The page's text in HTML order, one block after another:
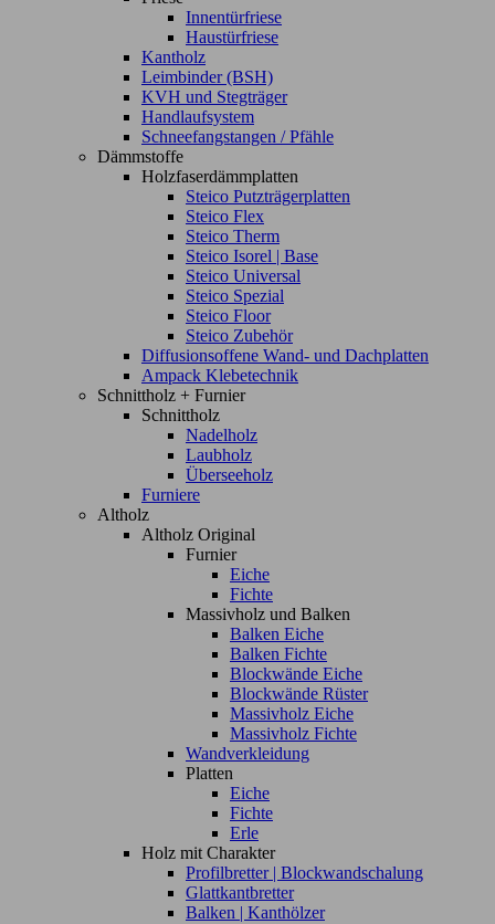
Innentürfriese
Haustürfriese
Kantholz
Leimbinder (BSH)
KVH und Stegträger
Handlaufsystem
Schneefangstangen / Pfähle
Dämmstoffe
Holzfaserdämmplatten
Steico Putzträgerplatten
Steico Flex
Steico Therm
Steico Isorel | Base
Steico Universal
Steico Spezial
Steico Floor
Steico Zubehör
Diffusionsoffene Wand- und Dachplatten
Ampack Klebetechnik
Schnittholz + Furnier
Schnittholz
Nadelholz
Laubholz
Überseeholz
Furniere
Altholz
Altholz Original
Furnier
Eiche
Fichte
Massivholz und Balken
Balken Eiche
Balken Fichte
Blockwände Eiche
Blockwände Rüster
Massivholz Eiche
Massivholz Fichte
Wandverkleidung
Platten
Eiche
Fichte
Erle
Holz mit Charakter
Profilbretter | Blockwandschalung
Glattkantbretter
Balken | Kanthölzer